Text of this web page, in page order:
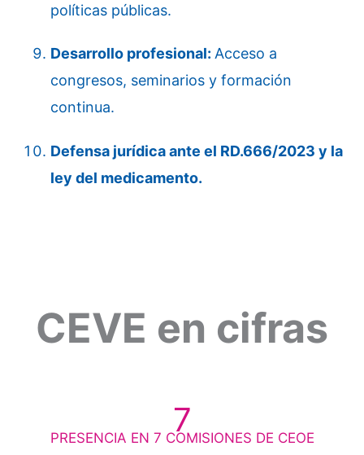
políticas públicas.
Desarrollo profesional: Acceso a
congresos, seminarios y formación
continua.
Defensa jurídica ante el RD.666/2023 y la
ley del medicamento.
CEVE en cifras
7
PRESENCIA EN 7 COMISIONES DE CEOE